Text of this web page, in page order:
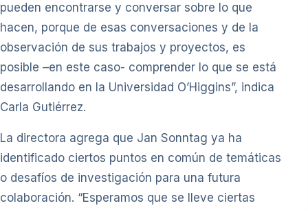
pueden encontrarse y conversar sobre lo que
hacen, porque de esas conversaciones y de la
observación de sus trabajos y proyectos, es
posible –en este caso- comprender lo que se está
desarrollando en la Universidad O’Higgins”, indica
Carla Gutiérrez.
La directora agrega que Jan Sonntag ya ha
identificado ciertos puntos en común de temáticas
o desafíos de investigación para una futura
colaboración. “Esperamos que se lleve ciertas